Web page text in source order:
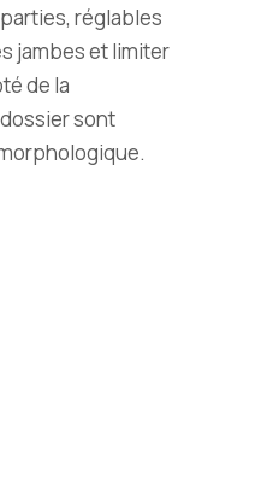
parties, réglables
jambes et limiter
de la
sont